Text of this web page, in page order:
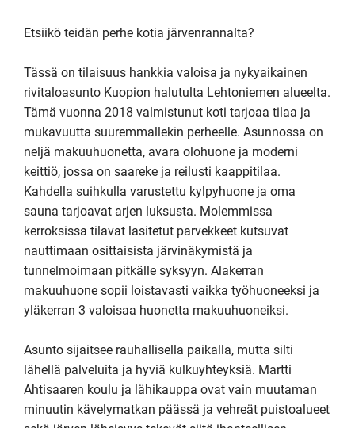
Etsiikö teidän perhe kotia järvenrannalta?
Tässä on tilaisuus hankkia valoisa ja nykyaikainen
rivitaloasunto Kuopion halutulta Lehtoniemen alueelta.
Tämä vuonna 2018 valmistunut koti tarjoaa tilaa ja
mukavuutta suuremmallekin perheelle. Asunnossa on
neljä makuuhuonetta, avara olohuone ja moderni
keittiö, jossa on saareke ja reilusti kaappitilaa.
Kahdella suihkulla varustettu kylpyhuone ja oma
sauna tarjoavat arjen luksusta. Molemmissa
kerroksissa tilavat lasitetut parvekkeet kutsuvat
nauttimaan osittaisista järvinäkymistä ja
tunnelmoimaan pitkälle syksyyn. Alakerran
makuuhuone sopii loistavasti vaikka työhuoneeksi ja
yläkerran 3 valoisaa huonetta makuuhuoneiksi.
Asunto sijaitsee rauhallisella paikalla, mutta silti
lähellä palveluita ja hyviä kulkuyhteyksiä. Martti
Ahtisaaren koulu ja lähikauppa ovat vain muutaman
minuutin kävelymatkan päässä ja vehreät puistoalueet